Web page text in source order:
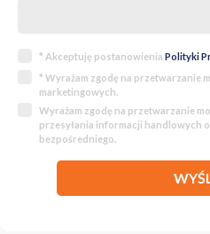
* Akceptuję postanowienia Polityki
* Wyrażam zgodę na przetwarzanie
marketingowych.
Wyrażam zgodę na przetwarzanie
przesyłania informacji handlowych
bezpośredniego.